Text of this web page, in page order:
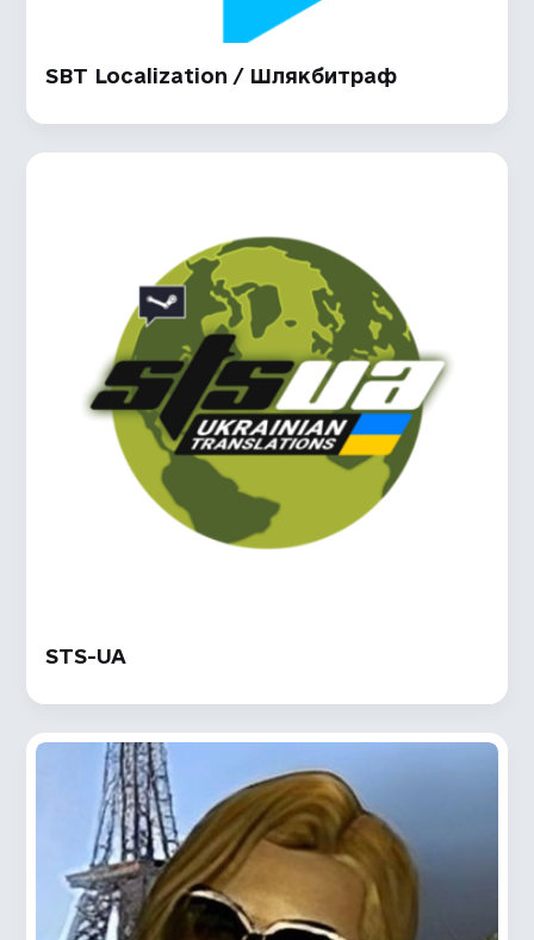
SBT Localization / Шлякбитраф
STS-UA